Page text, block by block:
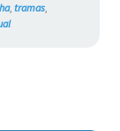
, tramas,